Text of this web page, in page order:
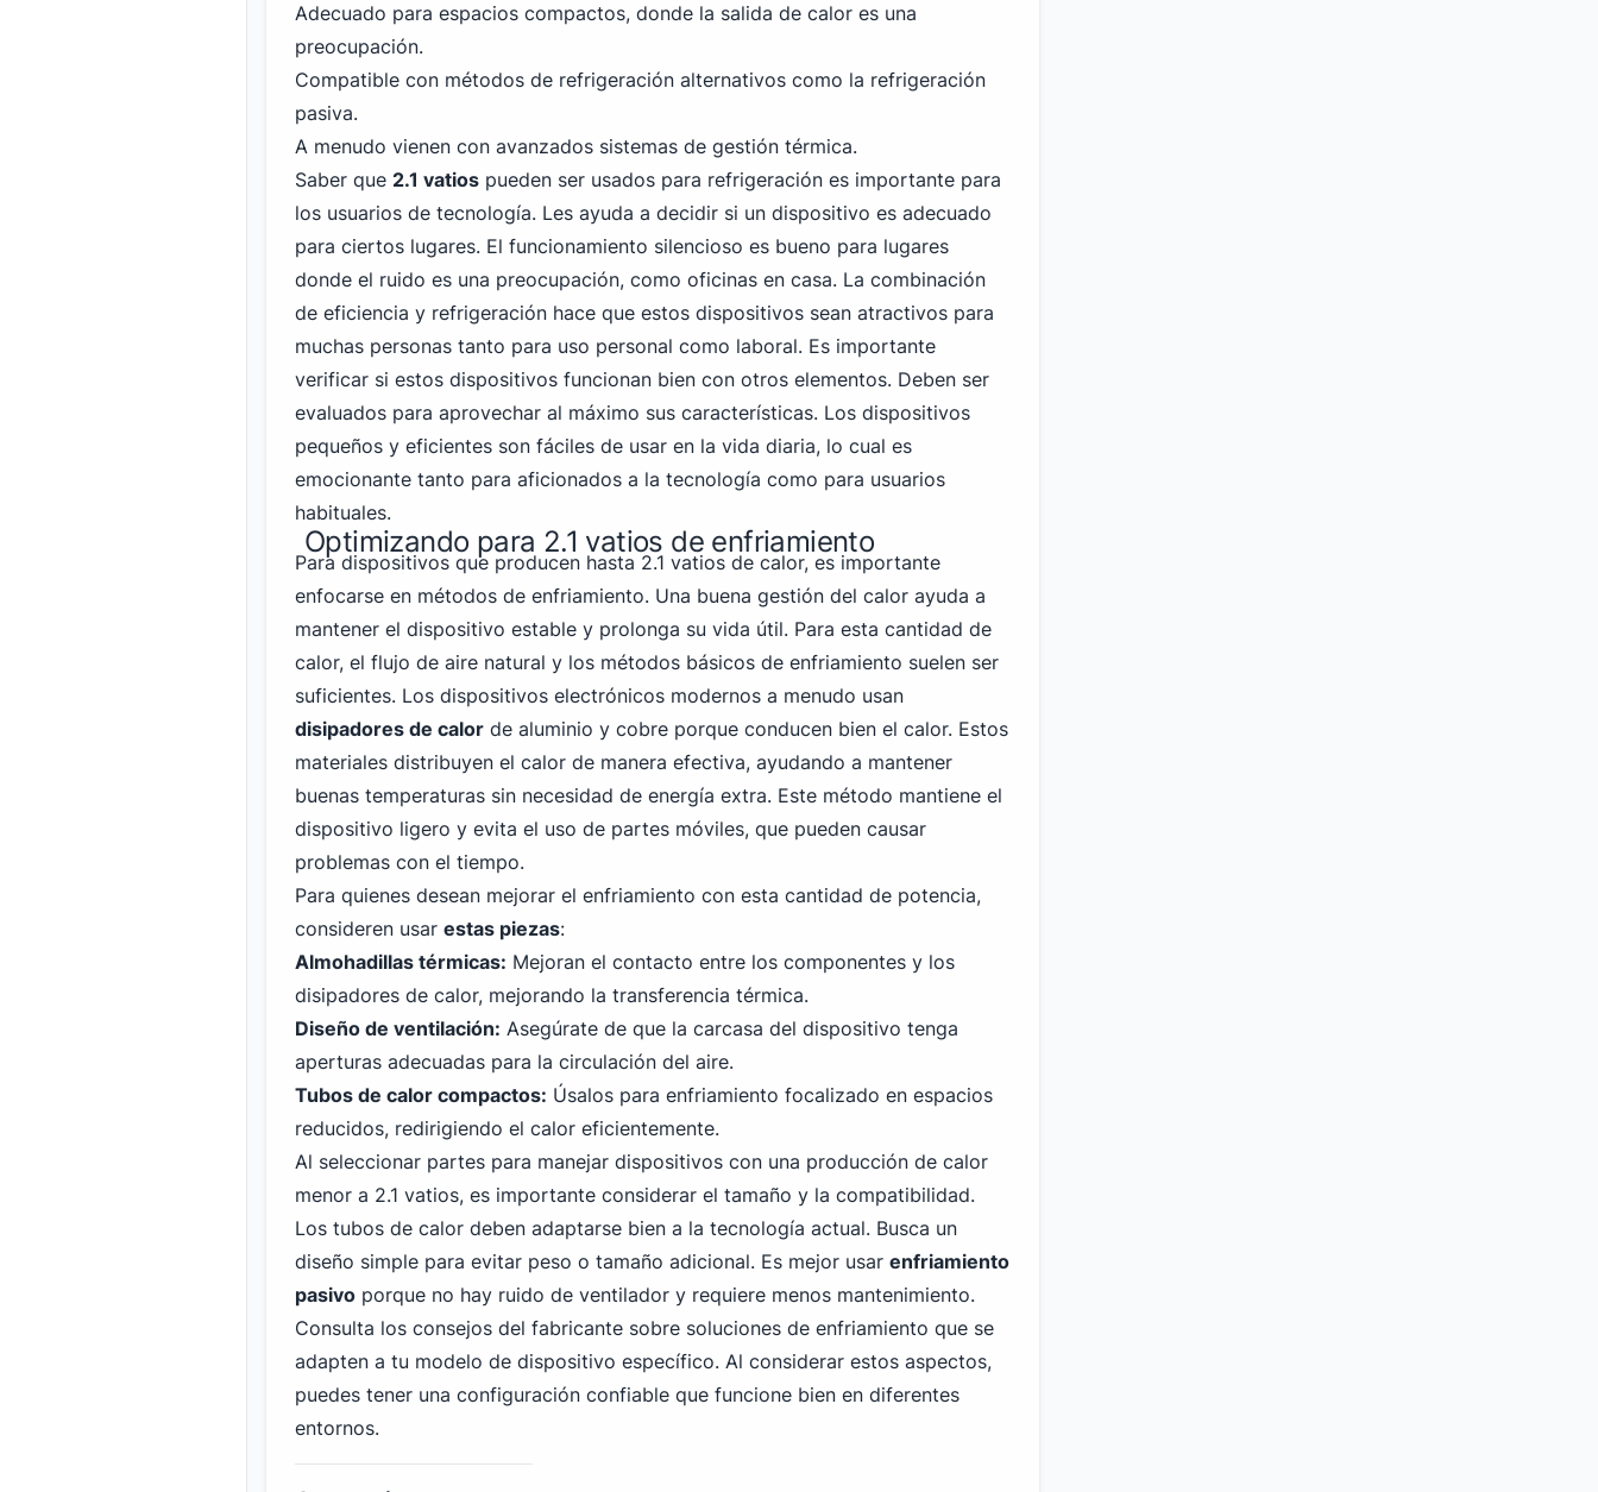
Adecuado para espacios compactos, donde la salida de calor es una
preocupación.
Compatible con métodos de refrigeración alternativos como la refrigeración
pasiva.
A menudo vienen con avanzados sistemas de gestión térmica.
Saber que 2.1 vatios pueden ser usados para refrigeración es importante para
los usuarios de tecnología. Les ayuda a decidir si un dispositivo es adecuado
para ciertos lugares. El funcionamiento silencioso es bueno para lugares
donde el ruido es una preocupación, como oficinas en casa. La combinación
de eficiencia y refrigeración hace que estos dispositivos sean atractivos para
muchas personas tanto para uso personal como laboral. Es importante
verificar si estos dispositivos funcionan bien con otros elementos. Deben ser
evaluados para aprovechar al máximo sus características. Los dispositivos
pequeños y eficientes son fáciles de usar en la vida diaria, lo cual es
emocionante tanto para aficionados a la tecnología como para usuarios
habituales.
Optimizando para 2.1 vatios de enfriamiento
Para dispositivos que producen hasta 2.1 vatios de calor, es importante
enfocarse en métodos de enfriamiento. Una buena gestión del calor ayuda a
mantener el dispositivo estable y prolonga su vida útil. Para esta cantidad de
calor, el flujo de aire natural y los métodos básicos de enfriamiento suelen ser
suficientes. Los dispositivos electrónicos modernos a menudo usan
disipadores de calor de aluminio y cobre porque conducen bien el calor. Estos
materiales distribuyen el calor de manera efectiva, ayudando a mantener
buenas temperaturas sin necesidad de energía extra. Este método mantiene el
dispositivo ligero y evita el uso de partes móviles, que pueden causar
problemas con el tiempo.
Para quienes desean mejorar el enfriamiento con esta cantidad de potencia,
consideren usar estas piezas:
Almohadillas térmicas: Mejoran el contacto entre los componentes y los
disipadores de calor, mejorando la transferencia térmica.
Diseño de ventilación: Asegúrate de que la carcasa del dispositivo tenga
aperturas adecuadas para la circulación del aire.
Tubos de calor compactos: Úsalos para enfriamiento focalizado en espacios
reducidos, redirigiendo el calor eficientemente.
Al seleccionar partes para manejar dispositivos con una producción de calor
menor a 2.1 vatios, es importante considerar el tamaño y la compatibilidad.
Los tubos de calor deben adaptarse bien a la tecnología actual. Busca un
diseño simple para evitar peso o tamaño adicional. Es mejor usar enfriamiento
pasivo porque no hay ruido de ventilador y requiere menos mantenimiento.
Consulta los consejos del fabricante sobre soluciones de enfriamiento que se
adapten a tu modelo de dispositivo específico. Al considerar estos aspectos,
puedes tener una configuración confiable que funcione bien en diferentes
entornos.